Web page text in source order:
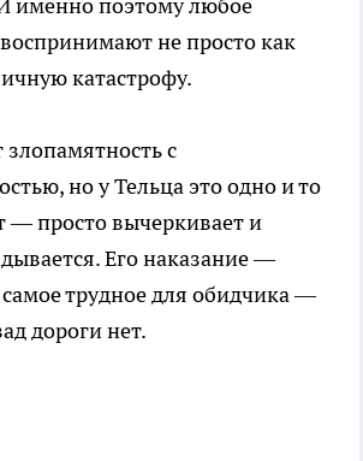
именно поэтому любое
не просто как
катастрофу.
с
но у Тельца это одно и то
— просто вычеркивает и
Его наказание —
трудное для обидчика —
дороги нет.